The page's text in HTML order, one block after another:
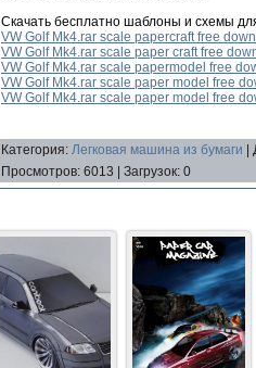
Скачать бесплатно шаблоны и схемы
VW Golf Mk4.rar scale papercraft free
VW Golf Mk4.rar scale paper craft free
VW Golf Mk4.rar scale papermodel free
VW Golf Mk4.rar scale paper model free
VW Golf Mk4.rar scale paper model free
Категория: Легковая машина из бумаги
Просмотров: 6013 Загрузок: 0